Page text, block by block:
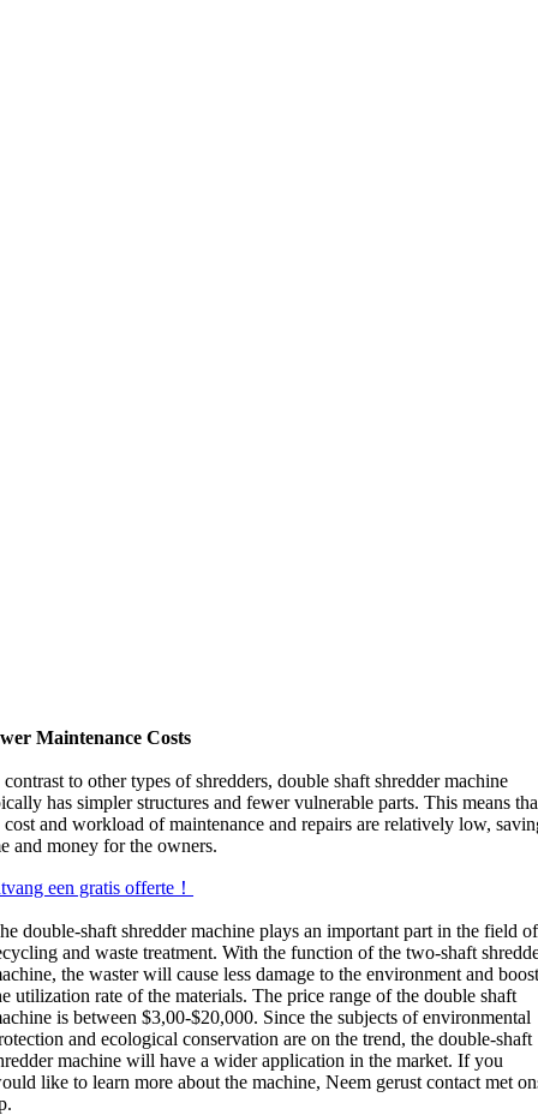
Maintenance Costs
to other types of shredders,double shaft shredder machine
has simpler structures and fewer vulnerable parts.This means
cost and workload of maintenance and repairs are relatively low,
and money for the owners.
een gratis offerte！
double-shaft shredder machine plays an important part in the field of
and waste treatment.With the function of the two-shaft
,the waster will cause less damage to the environment and
utilization rate of the materials.The price range of the double shaft
is between $3,00-$20,000. Since the subjects of environmental
and ecological conservation are on the trend,the double-shaft
machine will have a wider application in the market.If you
like to learn more about the machine, Neem gerust contact met